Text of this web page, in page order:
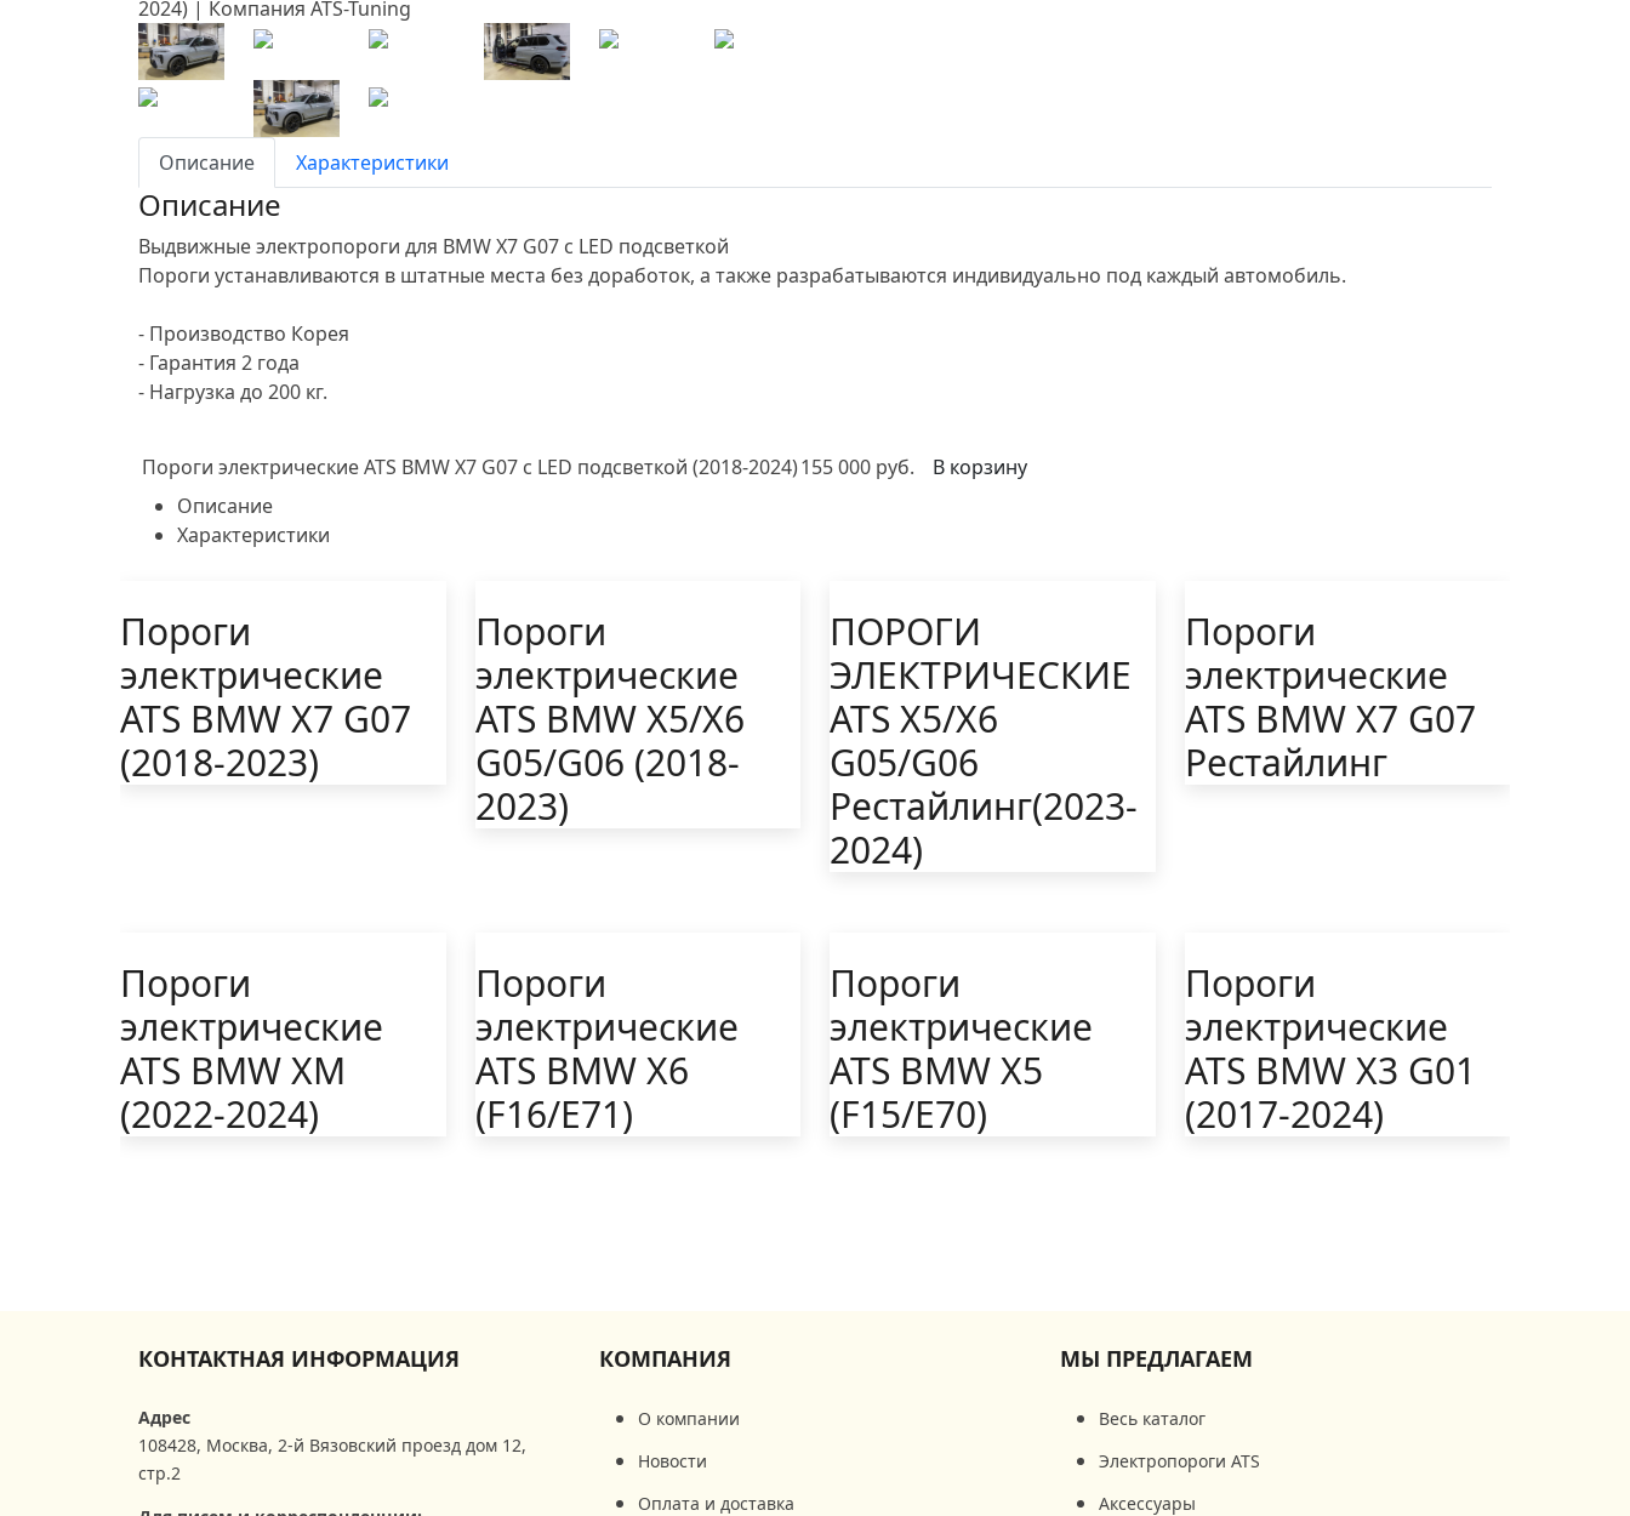
Описание Характеристики
Описание
Выдвижные электропороги для BMW X7 G07 с LED подсветкой
Пороги устанавливаются в штатные места без доработок, а также разрабатываются индивидуально под каждый автомобиль.
- Производство Корея
- Гарантия 2 года
- Нагрузка до 200 кг.
Пороги электрические ATS BMW X7 G07 с LED подсветкой (2018-2024)155 000 руб.
В корзину
Описание
Характеристики
Пороги
электрические
ATS BMW X7 G07
(2018-2023)
Пороги
электрические
ATS BMW X5/Х6
G05/G06 (2018-
2023)
ПОРОГИ
ЭЛЕКТРИЧЕСКИЕ
ATS Х5/X6
G05/G06
Рестайлинг(2023-
2024)
Пороги
электрические
ATS BMW X7 G07
Рестайлинг
Пороги
электрические
ATS BMW XM
(2022-2024)
Пороги
электрические
ATS BMW X6
(F16/E71)
Пороги
электрические
ATS BMW X5
(F15/E70)
Пороги
электрические
ATS BMW X3 G01
(2017-2024)
КОНТАКТНАЯ ИНФОРМАЦИЯ
Адрес
108428, Москва, 2-й Вязовский проезд дом 12,
стр.2
КОМПАНИЯ
О компании
Новости
Оплата и доставка
МЫ ПРЕДЛАГАЕМ
Весь каталог
Электропороги ATS
Аксессуары